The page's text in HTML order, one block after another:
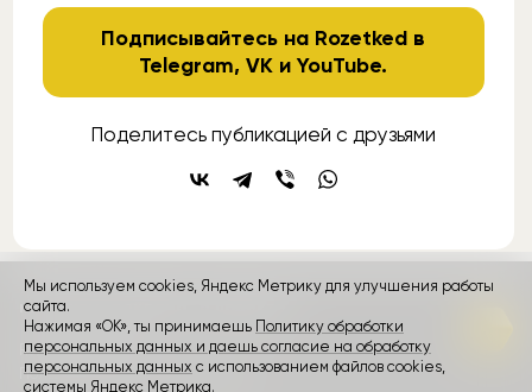
Подписывайтесь на Rozetked в
Telegram,VK иYouTube.
Поделитесь публикацией с друзьями
контакты
Rozetked © 2026
Пользовательское соглашение
Мы используем cookies, Яндекс Метрику для улучшения работы
сайта.
Нажимая «ОК», ты принимаешь Политику обработки
персональных данных и даешь согласие на обработку
персональных данных с использованием файлов cookies,
системы Яндекс Метрика.